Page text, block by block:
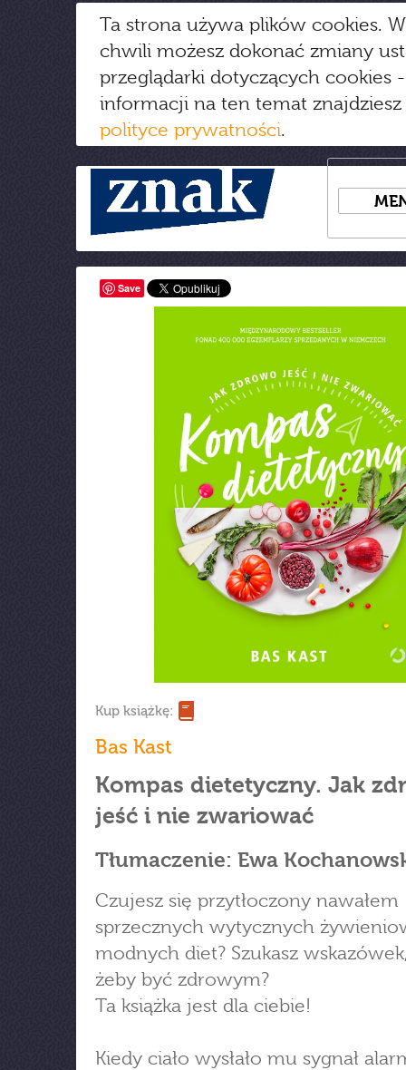
Ta strona używa plików cookies.
chwili możesz dokonać zmiany
przeglądarki dotyczących cookies
informacji na ten temat
polityce prywatności.
Save
Kup książkę:
Bas Kast
Kompas dietetyczny. Jak
jeść i nie zwariować
Tłumaczenie: Ewa
Czujesz się przytłoczony nawałem
sprzecznych wytycznych
modnych diet? Szukasz
żeby być zdrowym?
Ta książka jest dla ciebie!
Kiedy ciało wysłało mu sygnał